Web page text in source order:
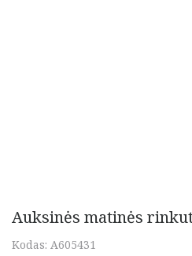
Auksinės matinės
Kodas: A605431